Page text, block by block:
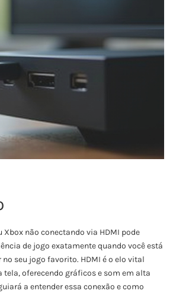
Xbox não conectando via HDMI pode
de jogo exatamente quando você está
seu jogo favorito. HDMI é o elo vital
tela, oferecendo gráficos e som em alta
a entender essa conexão e como